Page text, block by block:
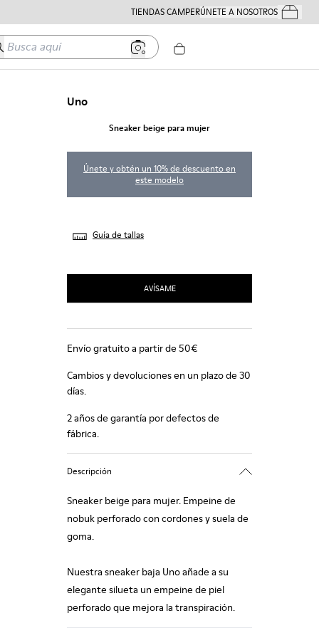
TIENDAS CAMPERÚNETE A NOSOTROSTus
aquí
Uno
Sneaker beige para mujer
Únete y obtén un 10% de descuento en
este modelo
Guía de tallas
AVÍSAME
Envío gratuito a partir de 50€
Cambios y devoluciones en un plazo de 30
días.
2 años de garantía por defectos de
fábrica.
Descripción
Sneaker beige para mujer. Empeine de
nobuk perforado con cordones y suela de
goma.
Nuestra sneaker baja Uno añade a su
elegante silueta un empeine de piel
perforado que mejora la transpiración.